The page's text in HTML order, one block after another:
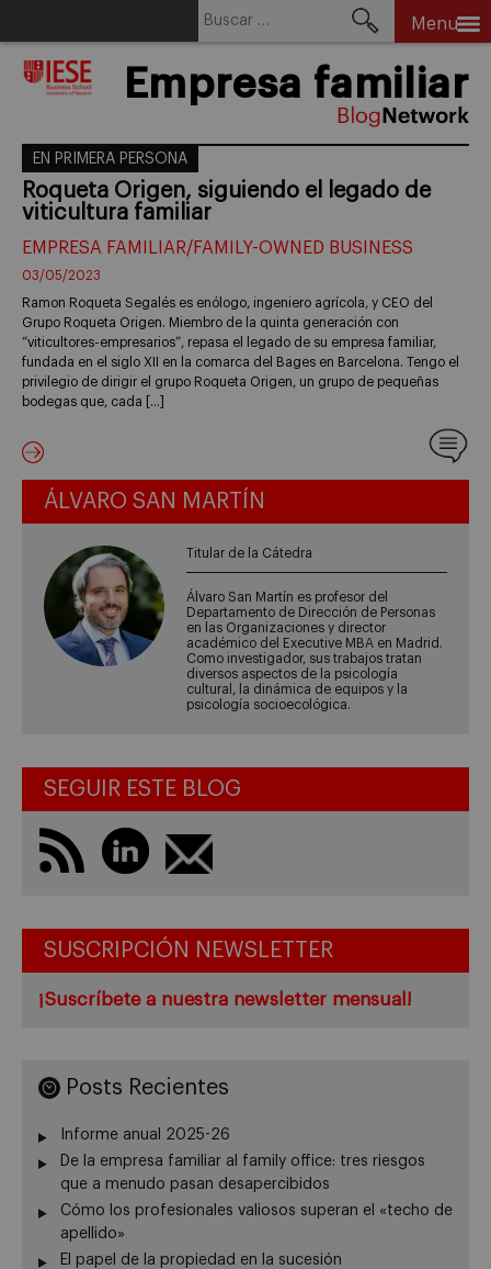
Menu
Empresa familiar
EN PRIMERA PERSONA
Roqueta Origen, siguiendo el legado de
viticultura familiar
EMPRESA FAMILIAR/FAMILY-OWNED BUSINESS
03/05/2023
Ramon Roqueta Segalés es enólogo, ingeniero agrícola, y CEO del
Grupo Roqueta Origen. Miembro de la quinta generación con
“viticultores-empresarios”, repasa el legado de su empresa familiar,
fundada en el siglo XII en la comarca del Bages en Barcelona. Tengo el
privilegio de dirigir el grupo Roqueta Origen, un grupo de pequeñas
bodegas que, cada […]
ÁLVARO SAN MARTÍN
Titular de la Cátedra
Álvaro San Martín es profesor del
Departamento de Dirección de Personas
en las Organizaciones y director
académico del Executive MBA en Madrid.
Como investigador, sus trabajos tratan
diversos aspectos de la psicología
cultural, la dinámica de equipos y la
psicología socioecológica.
SEGUIR ESTE BLOG
SUSCRIPCIÓN NEWSLETTER
¡Suscríbete a nuestra newsletter mensual!
Posts Recientes
Informe anual 2025-26
De la empresa familiar al family office: tres riesgos
que a menudo pasan desapercibidos
Cómo los profesionales valiosos superan el «techo de
apellido»
El papel de la propiedad en la sucesión